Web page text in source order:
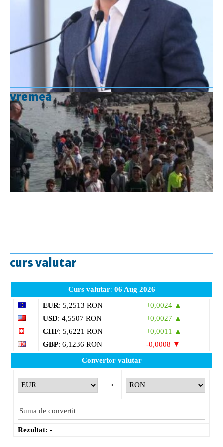
vremea
curs valutar
Curs valutar: 06 Aug 2026
EUR: 5,2513 RON
+0,0024 ▲
USD: 4,5507 RON
+0,0027 ▲
CHF: 5,6221 RON
+0,0011 ▲
GBP: 6,1236 RON
-0,0008 ▼
Convertor valutar
»
Rezultat: -